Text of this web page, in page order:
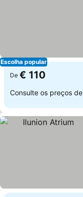
Escolha popular
De € 110
Consulte os preços de